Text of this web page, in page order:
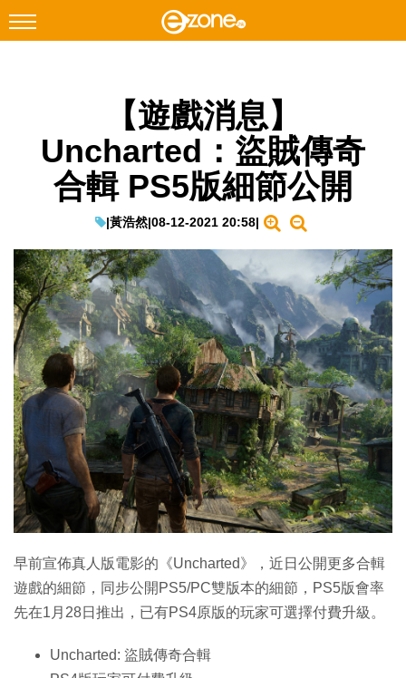
Instagram
科技焦點
網絡生活
教學評測
EduTech
IT Times
生成式AI與雲端應用
Enterprise Digital Transformation
特集
【遊戲消息】
Uncharted：盜賊傳奇
合輯 PS5版細節公開
|黃浩然|08-12-2021 20:58|
早前宣佈真人版電影的《Uncharted》，近日公開更多合輯
遊戲的細節，同步公開PS5/PC雙版本的細節，PS5版會率
先在1月28日推出，已有PS4原版的玩家可選擇付費升級。
Uncharted: 盜賊傳奇合輯